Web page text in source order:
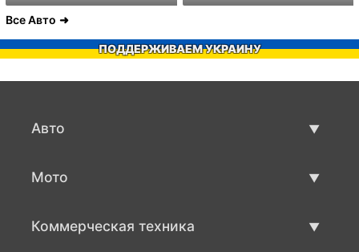
Все Авто
ПОДДЕРЖИВАЕМ УКРАИНУ
Авто
Мото
Коммерческая техника